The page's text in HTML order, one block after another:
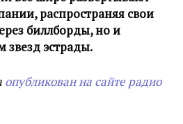
распространяя свои
биллборды, но и
звезд эстрады.
опубликован на сайте радио